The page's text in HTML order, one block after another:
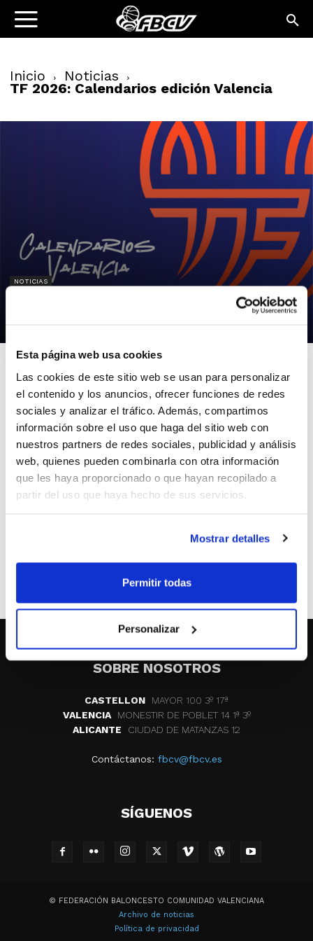
Esta página web usa cookies
Las cookies de este sitio web se usan para personalizar
el contenido y los anuncios, ofrecer funciones de redes
sociales y analizar el tráfico. Además, compartimos
información sobre el uso que haga del sitio web con
nuestros partners de redes sociales, publicidad y análisis
web, quienes pueden combinarla con otra información
que les haya proporcionado o que hayan recopilado a
partir del uso que haya hecho de sus servicios.
Mostrar detalles
Permitir todas
Personalizar
Inicio Noticias
TF 2026: Calendarios edición Valencia
NOTICIAS
TF 2026: Calendarios edición Valencia
Ya están publicados loscalendarios del
Trofeo Federación 2026 en la edición
Valencia.
Puedes consultarlos tanto en web como a
competiciones trofeo federacion
SOBRE NOSOTROS
CASTELLON
MAYOR 100 3º 17ª
VALENCIA
MONESTIR DE POBLET 14 1ª 3º
ALICANTE
CIUDAD DE MATANZAS 12
Contáctanos: fbcv@fbcv.es
SÍGUENOS
© FEDERACIÓN BALONCESTO COMUNIDAD VALENCIANA
Archivo de noticias
Política de privacidad